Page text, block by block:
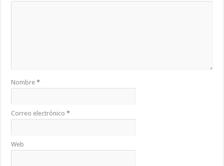
Nombre*
Correo electrónico*
Web